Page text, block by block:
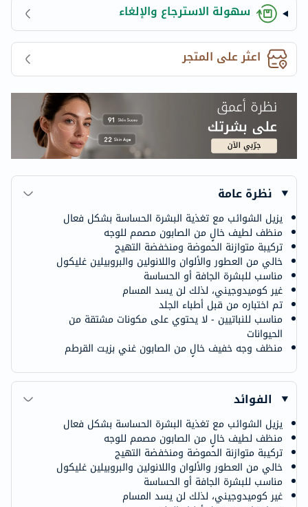
سهولة الاسترجاع والإلغاء
اعثر على المتجر
نظرة عامة
يزيل الشوائب مع تغذية البشرة الحساسة بشكل فعال
منظف لطيف خالٍ من الصابون مصمم للوجه
تركيبة متوازنة الحموضة ومنخفضة التهيج
خالي من العطور والألوان واللانولين والبروبيلين غليكول
مناسب للبشرة الجافة أو الحساسة
غير كوميدوجيني، لذلك لن يسد المسام
تم اختباره من قبل أطباء الجلد
مناسب للنباتيين - لا يحتوي على مكونات مشتقة من
الحيوانات
منظف وجه خفيف خالٍ من الصابون غني بزيت القرطم
الفوائد
يزيل الشوائب مع تغذية البشرة الحساسة بشكل فعال
منظف لطيف خالٍ من الصابون مصمم للوجه
تركيبة متوازنة الحموضة ومنخفضة التهيج
خالي من العطور والألوان واللانولين والبروبيلين غليكول
مناسب للبشرة الجافة أو الحساسة
غير كوميدوجيني، لذلك لن يسد المسام